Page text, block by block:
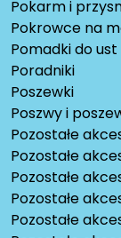
Pokarm i
Pokrowce na
Pomadki do ust
Poradniki
Poszewki
Poszwy i
Pozostałe
Pozostałe
Pozostałe
Pozostałe
Pozostałe